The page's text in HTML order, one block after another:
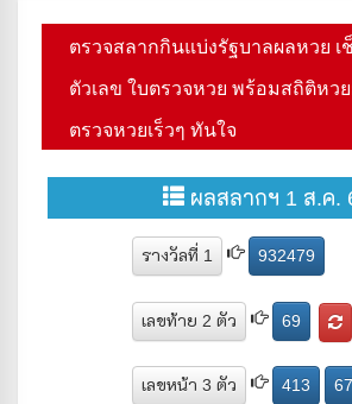
ตรวจสลากกินแบ่งรัฐบาลผลหวย
ตัวเลข ใบตรวจหวย พร้อมสถิติหว
ตรวจหวยเร็วๆ ทันใจ